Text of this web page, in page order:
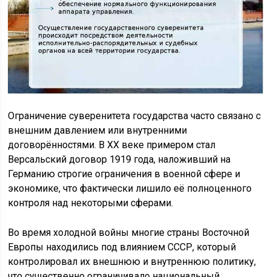
Ограничение суверенитета государства часто связано с
внешним давлением или внутренними
договорённостями. В XX веке примером стал
Версальский договор 1919 года, наложивший на
Германию строгие ограничения в военной сфере и
экономике, что фактически лишило её полноценного
контроля над некоторыми сферами.
Во время холодной войны многие страны Восточной
Европы находились под влиянием СССР, который
контролировал их внешнюю и внутреннюю политику,